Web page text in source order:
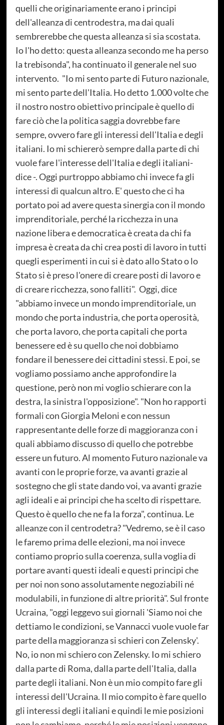
quelli che originariamente erano i principi
dell'alleanza di centrodestra, ma dai quali
sembrerebbe che questa alleanza si sia scostata.
Io l'ho detto: questa alleanza secondo me ha perso
la trebisonda", ha continuato il generale nel suo
intervento. "Io mi sento parte di Futuro nazionale,
mi sento parte dell'Italia. Ho detto 1.000 volte che
il nostro nostro obiettivo principale è quello di
fare ciò che la politica saggia dovrebbe fare
sempre, ovvero fare gli interessi dell'Italia e degli
italiani. Io mi schiererò sempre dalla parte di chi
vuole fare l'interesse dell'Italia e degli italiani-
dice -. Oggi purtroppo abbiamo chi invece fa gli
interessi di qualcun altro. E' questo che ci ha
portato poi ad avere questa sinergia con il mondo
imprenditoriale, perché la ricchezza in una
nazione libera e democratica è creata da chi fa
impresa è creata da chi crea posti di lavoro in tutti
quegli esperimenti in cui si è dato allo Stato o lo
Stato si è preso l'onere di creare posti di lavoro e
di creare ricchezza, sono falliti". Oggi, dice
"abbiamo invece un mondo imprenditoriale, un
mondo che porta industria, che porta operosità,
che porta lavoro, che porta capitali che porta
benessere ed è su quello che noi dobbiamo
fondare il benessere dei cittadini stessi. E poi, se
vogliamo possiamo anche approfondire la
questione, però non mi voglio schierare con la
destra, la sinistra l'opposizione". "Non ho rapporti
formali con Giorgia Meloni e con nessun
rappresentante delle forze di maggioranza con i
quali abbiamo discusso di quello che potrebbe
essere un futuro. Al momento Futuro nazionale va
avanti con le proprie forze, va avanti grazie al
sostegno che gli state dando voi, va avanti grazie
agli ideali e ai principi che ha scelto di rispettare.
Questo è quello che ne fa la forza", continua. Le
alleanze con il centrodetra? "Vedremo, se è il caso
le faremo prima delle elezioni, ma noi invece
contiamo proprio sulla coerenza, sulla voglia di
portare avanti questi ideali e questi principi che
per noi non sono assolutamente negoziabili né
modulabili, in funzione di altre priorità". Sul fronte
Ucraina, "oggi leggevo sui giornali 'Siamo noi che
dettiamo le condizioni, se Vannacci vuole vuole far
parte della maggioranza si schieri con Zelensky'.
No, io non mi schiero con Zelensky. Io mi schiero
dalla parte di Roma, dalla parte dell'Italia, dalla
parte degli italiani. Non è un mio compito fare gli
interessi dell'Ucraina. Il mio compito è fare quello
gli interessi degli italiani e quindi le mie posizioni